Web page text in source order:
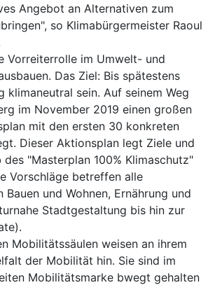
Angebot an Alternativen zum
so Klimabürgermeister Raoul
Vorreiterrolle im Umwelt- und
Das Ziel: Bis spätestens
klimaneutral sein. Auf seinem Weg
im November 2019 einen großen
mit den ersten 30 konkreten
Dieser Aktionsplan legt Ziele und
"Masterplan 100% Klimaschutz"
Vorschläge betreffen alle
Bauen und Wohnen, Ernährung und
Stadtgestaltung bis hin zur
Mobilitätssäulen weisen an ihrem
der Mobilität hin. Sie sind im
Mobilitätsmarke bwegt gehalten